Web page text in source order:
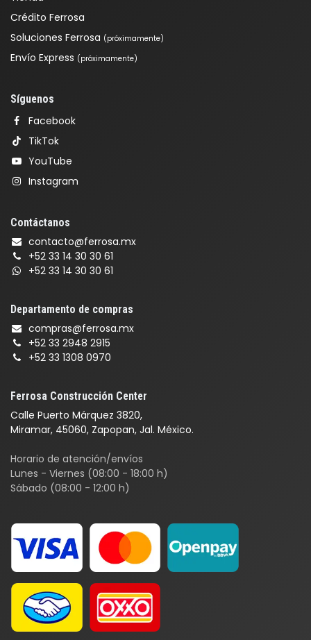
Crédito Ferrosa
Soluciones Ferrosa (próximamente)
Envío Express (próximamente)
Ferrosa Construcción Center
Calle Puerto Márquez 3820,
Miramar, 45060, Zapopan, Jal. México.
Horario de atención/envíos
Lunes - Viernes (08:00 - 18:00 h)
Sábado (08:00 - 12:00 h)
Síguenos
Facebook
TikTok
YouTube
Instagram
Contáctanos
contacto@ferrosa.mx
+52 33 14 30 30 61
+52 33 14 30 30 61
Departamento de compras
compras@ferrosa.mx
+52 33 2948 2915
+52 33 1308 0970